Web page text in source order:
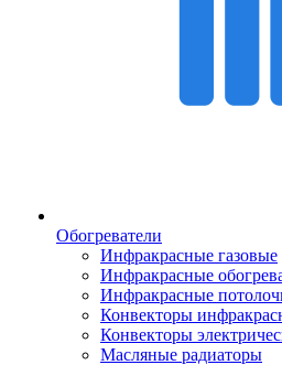
Обогреватели
Инфракрасные газовые
Инфракрасные
Инфракрасные
Конвекторы
Конвекторы
Масляные радиаторы